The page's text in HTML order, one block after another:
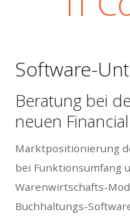
Software-
Beratung bei
neuen
Marktpositionierung
bei Funktionsumfang
Warenwirtschafts-
Buchhaltungs-